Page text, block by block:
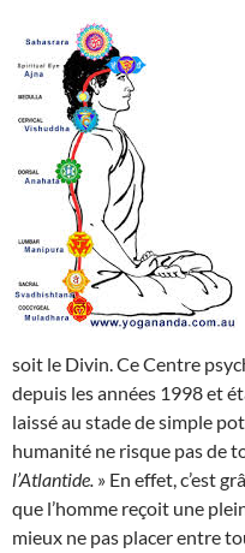
soit le Divin. Ce Centre
depuis les années 1998 et
laissé au stade de simple
humanité ne risque pas de
l’Atlantide. » En effet, c’est
que l’homme reçoit une
mieux ne pas placer entre